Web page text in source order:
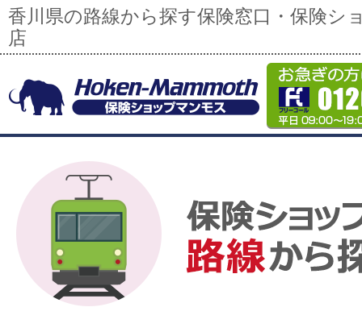
香川県の路線から探す保険窓口・保険シ
店